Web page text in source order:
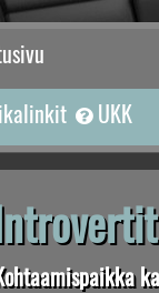
UKK